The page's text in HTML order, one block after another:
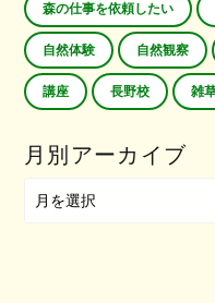
森の仕事を依頼したい
自然体験 自然観察
講座 長野校 雑
月別アーカイブ